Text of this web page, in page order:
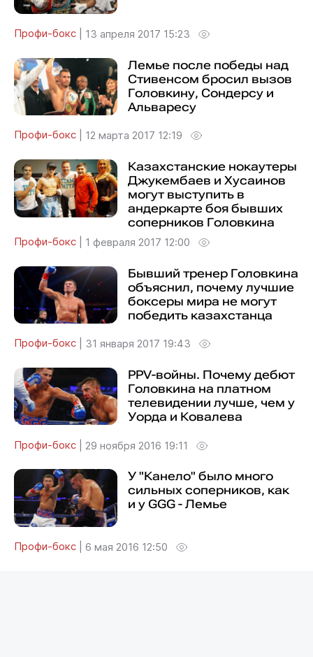
Профи-бокс 13 апреля 2017 15:23
Лемье после победы над
Стивенсом бросил вызов
Головкину, Сондерсу и
Альваресу
Профи-бокс 12 марта 2017 12:19
Казахстанские нокаутеры
Джукембаев и Хусаинов
могут выступить в
андеркарте боя бывших
соперников Головкина
Профи-бокс 1 февраля 2017 12:00
Бывший тренер Головкина
объяснил, почему лучшие
боксеры мира не могут
победить казахстанца
Профи-бокс 31 января 2017 19:43
PPV-войны. Почему дебют
Головкина на платном
телевидении лучше, чем у
Уорда и Ковалева
Профи-бокс 29 ноября 2016 19:11
У "Канело" было много
сильных соперников, как
и у GGG - Лемье
Профи-бокс 6 мая 2016 12:50